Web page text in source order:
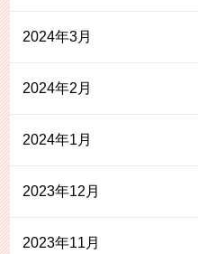
2024年3月
2024年2月
2024年1月
2023年12月
2023年11月